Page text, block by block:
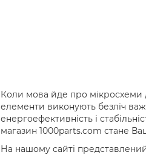
Коли мова йде про мікросхеми
елементи виконують безліч
енергоефективність і
магазин 1000parts.com стане
На нашому сайті